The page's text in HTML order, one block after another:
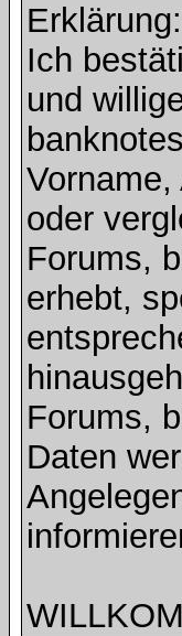
Erklärung:
Ich
und
oder
Forums,
erhebt,
Forums,
Daten